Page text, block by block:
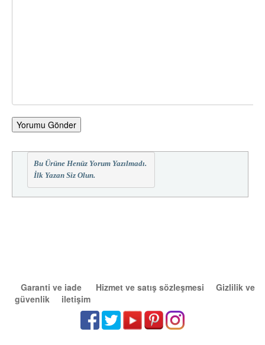
Yorumu Gönder
Bu Ürüne Henüz Yorum Yazılmadı.
İlk Yazan Siz Olun.
Garanti ve iade Hizmet ve satış sözleşmesi
Gizlilik ve
güvenlik
iletişim